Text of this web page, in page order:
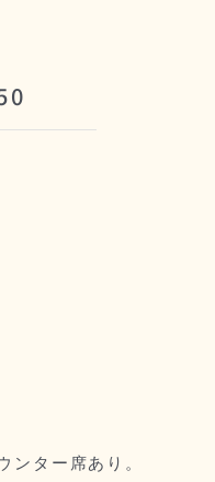
ンター席あり。